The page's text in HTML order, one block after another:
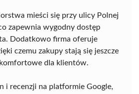
mieści się przy ulicy Polnej
zapewnia wygodny dostęp
Dodatkowo firma oferuje
czemu zakupy stają się jeszcze
dla klientów.
i recenzji na platformie Google,